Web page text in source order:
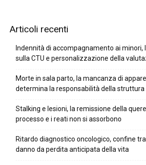
Articoli recenti
Indennità di accompagnamento ai minori,
sulla CTU e personalizzazione della
Morte in sala parto, la mancanza di
determina la responsabilità della struttura
Stalking e lesioni, la remissione della
processo e i reati non si assorbono
Ritardo diagnostico oncologico, confine
danno da perdita anticipata della vita